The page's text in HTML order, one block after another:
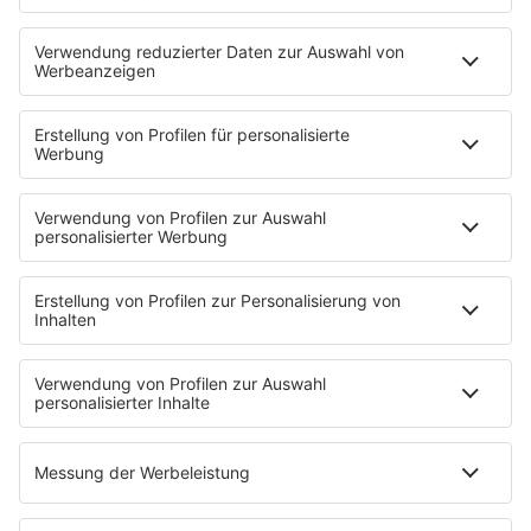
entsteht
Die IHK Reutlingen baut ein neues Netzwerk für
humanoide Robotik in der Region auf. Ziel ist es,
Unternehmen, Forschung und Start-ups enger zu
verbinden und Innovationen sichtbarer zu machen. …